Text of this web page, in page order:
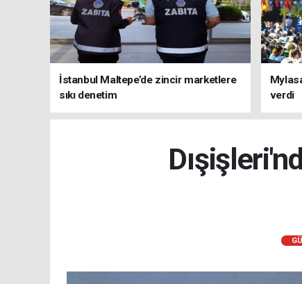
İstanbul Maltepe’de zincir marketlere
sıkı denetim
verdi